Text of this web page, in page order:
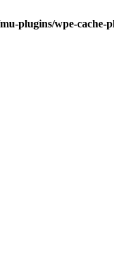
plugins/wpe-cache-